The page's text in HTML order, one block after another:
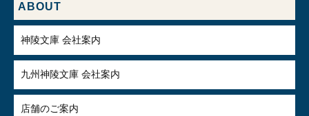
ABOUT
神陵文庫 会社案内
九州神陵文庫 会社案内
店舗のご案内